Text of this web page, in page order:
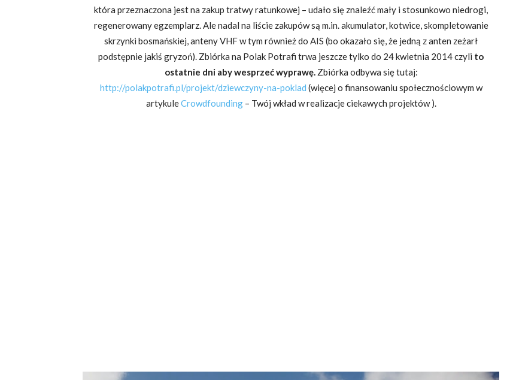
która przeznaczona jest na zakup tratwy ratunkowej – udało się znaleźć mały i stosunkowo niedrogi,
regenerowany egzemplarz. Ale nadal na liście zakupów są m.in. akumulator, kotwice, skompletowanie
skrzynki bosmańskiej, anteny VHF w tym również do AIS (bo okazało się, że jedną z anten zeżarł
podstępnie jakiś gryzoń). Zbiórka na Polak Potrafi trwa jeszcze tylko do 24 kwietnia 2014 czyli to
ostatnie dni aby wesprzeć wyprawę. Zbiórka odbywa się tutaj:
http://polakpotrafi.pl/projekt/dziewczyny-na-poklad (więcej o finansowaniu społecznościowym w
artykuleCrowdfounding– Twój wkład w realizacje ciekawych projektów ).